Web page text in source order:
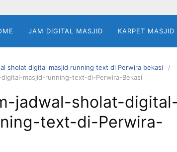
JAM DIGITAL MASJID KARPET MASJID
sholat digital masjid running text di Perwira bekasi
masjid-running-text-di-Perwira-Bekasi
jadwal-sholat-
text-di-Perwira-